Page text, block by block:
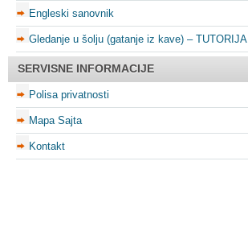
Engleski sanovnik
Gledanje u šolju (gatanje iz kave) – TUTORIJAL
SERVISNE INFORMACIJE
Polisa privatnosti
Mapa Sajta
Kontakt